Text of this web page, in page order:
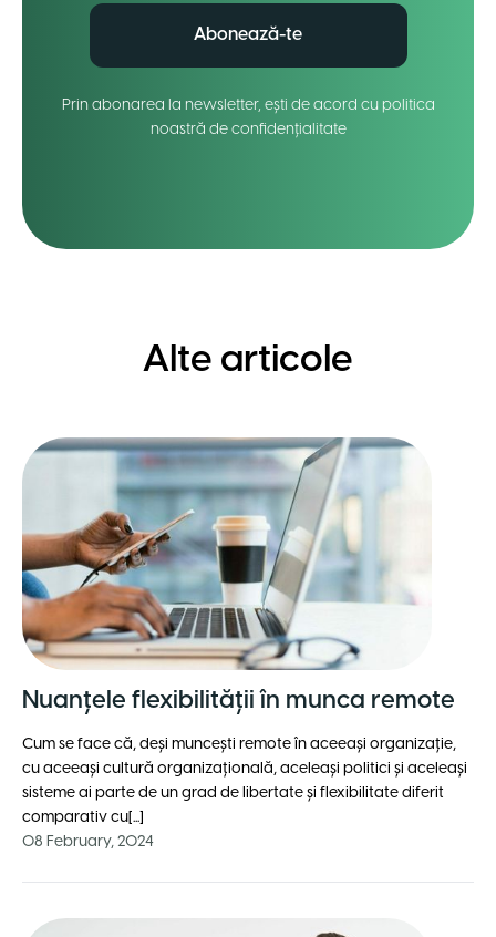
Abonează-te
Prin abonarea la newsletter, ești de acord cu politica
noastră de confidențialitate
Alte articole
Nuanțele flexibilității în munca remote
Cum se face că, deși muncești remote în aceeași organizație,
cu aceeași cultură organizațională, aceleași politici și aceleași
sisteme ai parte de un grad de libertate și flexibilitate diferit
comparativ cu[...]
08 February, 2024